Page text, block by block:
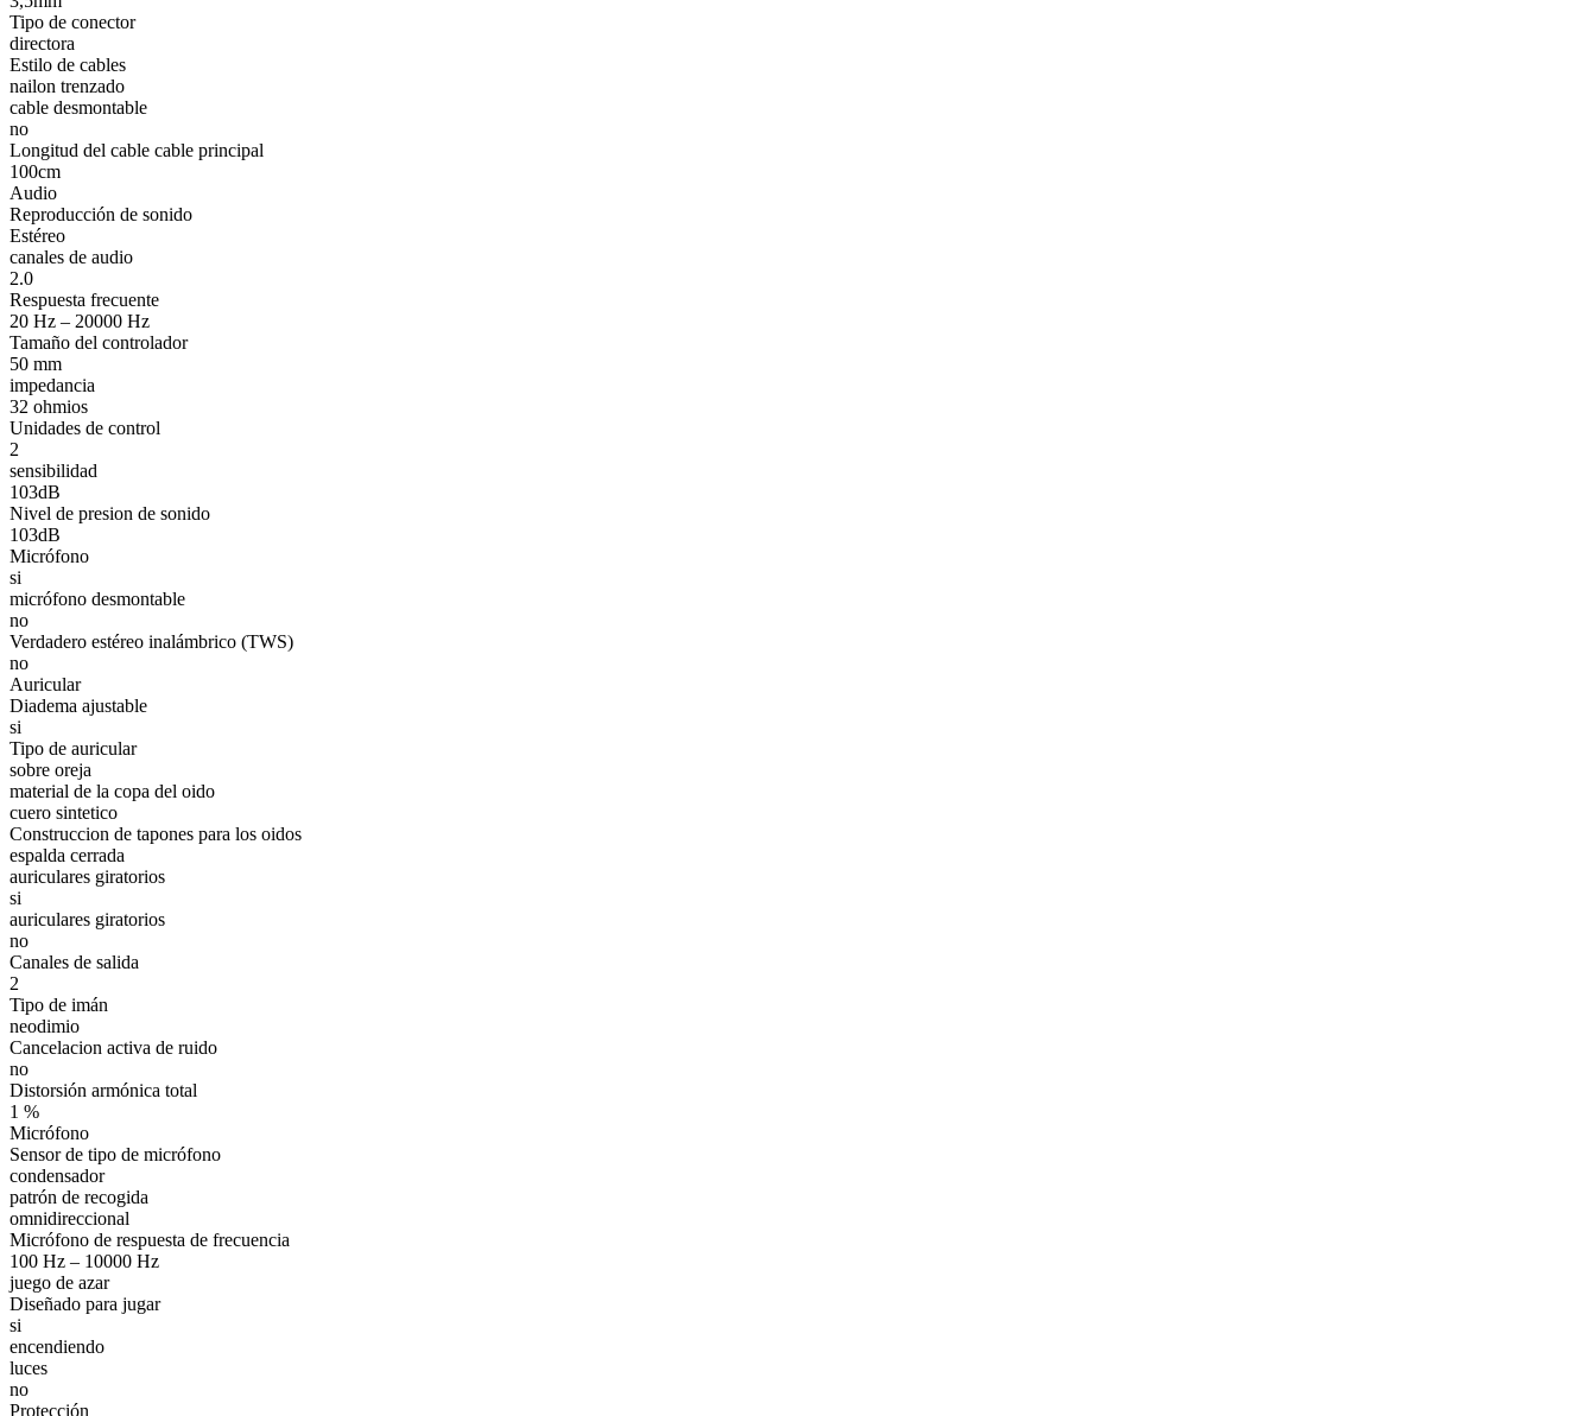
Tipo de conector
directora
Estilo de cables
nailon trenzado
cable desmontable
no
Longitud del cable cable principal
100cm
Audio
Reproducción de sonido
Estéreo
canales de audio
2.0
Respuesta frecuente
20 Hz – 20000 Hz
Tamaño del controlador
50 mm
impedancia
32 ohmios
Unidades de control
2
sensibilidad
103dB
Nivel de presion de sonido
103dB
Micrófono
si
micrófono desmontable
no
Verdadero estéreo inalámbrico (TWS)
no
Auricular
Diadema ajustable
si
Tipo de auricular
sobre oreja
material de la copa del oido
cuero sintetico
Construccion de tapones para los oidos
espalda cerrada
auriculares giratorios
si
auriculares giratorios
no
Canales de salida
2
Tipo de imán
neodimio
Cancelacion activa de ruido
no
Distorsión armónica total
1 %
Micrófono
Sensor de tipo de micrófono
condensador
patrón de recogida
omnidireccional
Micrófono de respuesta de frecuencia
100 Hz – 10000 Hz
juego de azar
Diseñado para jugar
si
encendiendo
luces
no
Protección